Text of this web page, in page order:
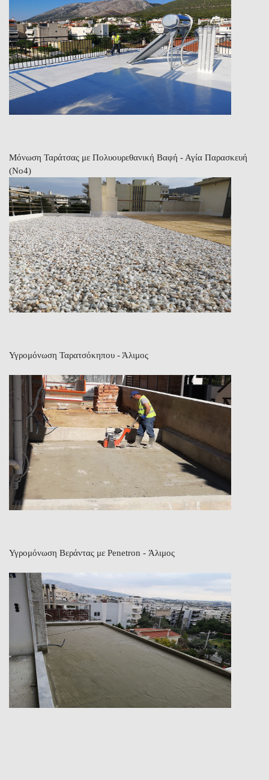
Μόνωση Ταράτσας με Πολυουρεθανική Βαφή - Αγία Παρασκευή
(Νο4)
Υγρομόνωση Ταρατσόκηπου - Άλιμος
Υγρομόνωση Βεράντας με Penetron - Άλιμος